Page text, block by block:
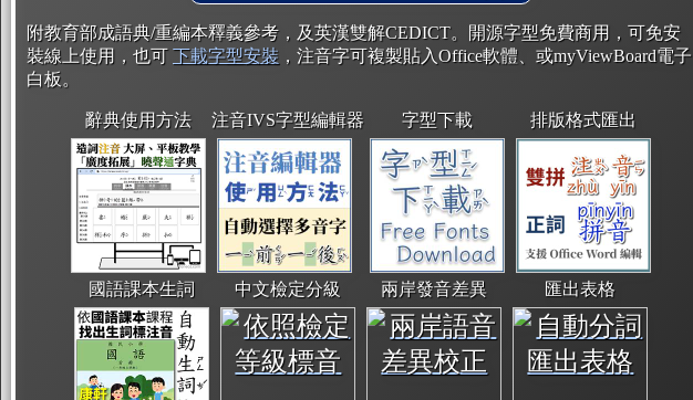
附教育部成語典/重編本釋義參考，及英漢雙解CEDICT。開源字型免費商用，可免安
裝線上使用，也可 下載字型安裝 ，注音字可複製貼入Office軟體、或myViewBoard電子
白板。
辭典使用方法 注音IVS字型編輯器 字型下載 排版格式匯出
國語課本生詞 中文檢定分級 兩岸發音差異 匯出表格